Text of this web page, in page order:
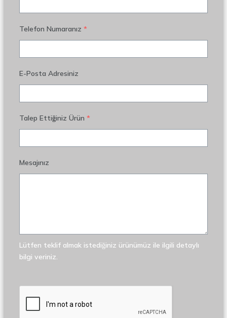
Telefon Numaranız *
E-Posta Adresiniz
Talep Ettiğiniz Ürün *
Mesajınız
Lütfen teklif almak istediğiniz ürünümüz ile ilgili detaylı
bilgi veriniz.